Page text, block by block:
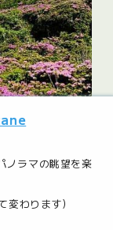
ノラマの眺望を楽
わります）